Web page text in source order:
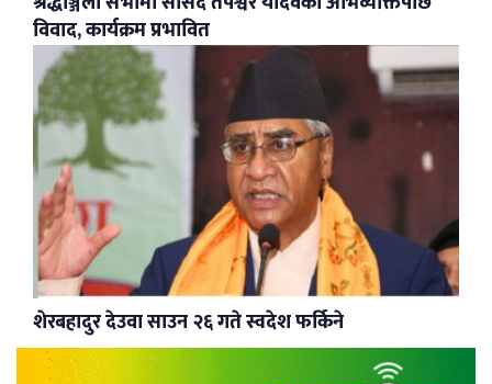
विवाद, कार्यक्रम प्रभावित
शेरबहादुर देउवा साउन २६ गते स्वदेश फर्किने